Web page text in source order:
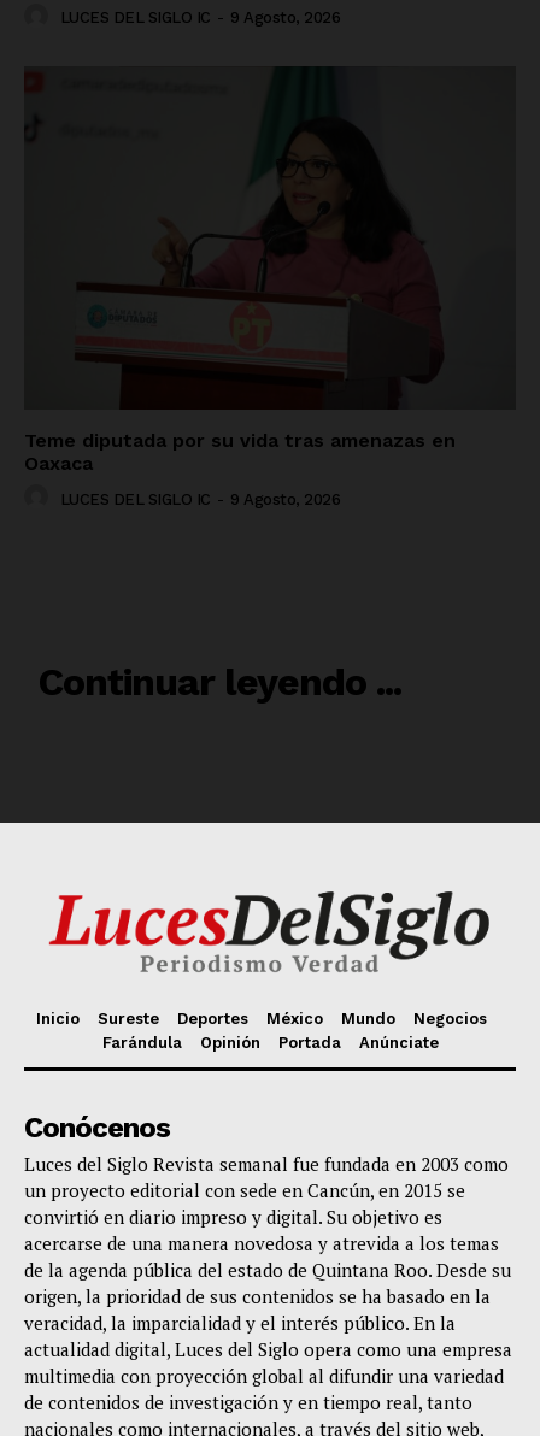
Inicio Sureste Deportes México Mundo
Negocios
Farándula
Opinión Portada Anúnciate
Conócenos
Luces del Siglo Revista semanal fue fundada en 2003 como
un proyecto editorial con sede en Cancún, en 2015 se
convirtió en diario impreso y digital. Su objetivo es
acercarse de una manera novedosa y atrevida a los temas
de la agenda pública del estado de Quintana Roo. Desde su
origen, la prioridad de sus contenidos se ha basado en la
veracidad, la imparcialidad y el interés público. En la
actualidad digital, Luces del Siglo opera como una empresa
multimedia con proyección global al difundir una variedad
de contenidos de investigación y en tiempo real, tanto
nacionales como internacionales, a través del sitio web,